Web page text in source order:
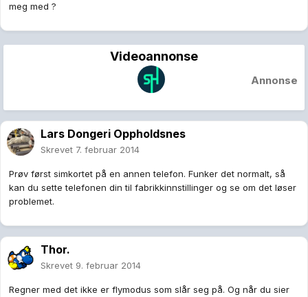
meg med ?
Videoannonse
Annonse
Lars Dongeri Oppholdsnes
Skrevet 7. februar 2014
Prøv først simkortet på en annen telefon. Funker det normalt, så
kan du sette telefonen din til fabrikkinnstillinger og se om det løser
problemet.
Thor.
Skrevet 9. februar 2014
Regner med det ikke er flymodus som slår seg på. Og når du sier